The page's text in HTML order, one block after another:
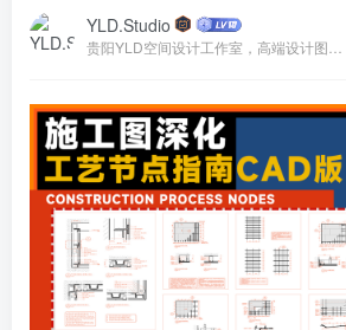
YLD.Studio